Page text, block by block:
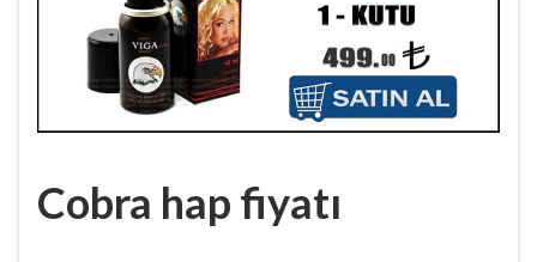
Cobra hap fiyatı